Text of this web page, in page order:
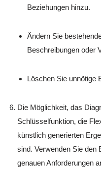
Beziehungen hinzu.
Ändern Sie
Beschreibungen oder
Löschen Sie unnötige
Die Möglichkeit, das
Schlüsselfunktion, die
künstlich generierten
sind. Verwenden Sie den
genauen Anforderungen